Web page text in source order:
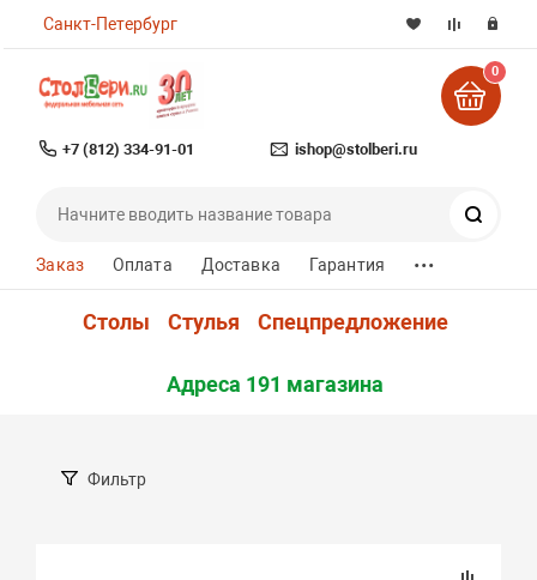
Санкт-Петербург
+7 (812) 334-91-01 ishop@stolberi.ru
0
Заказ Оплата Доставка Гарантия ...
Столы Стулья Спецпредложение
Адреса 191 магазина
Фильтр